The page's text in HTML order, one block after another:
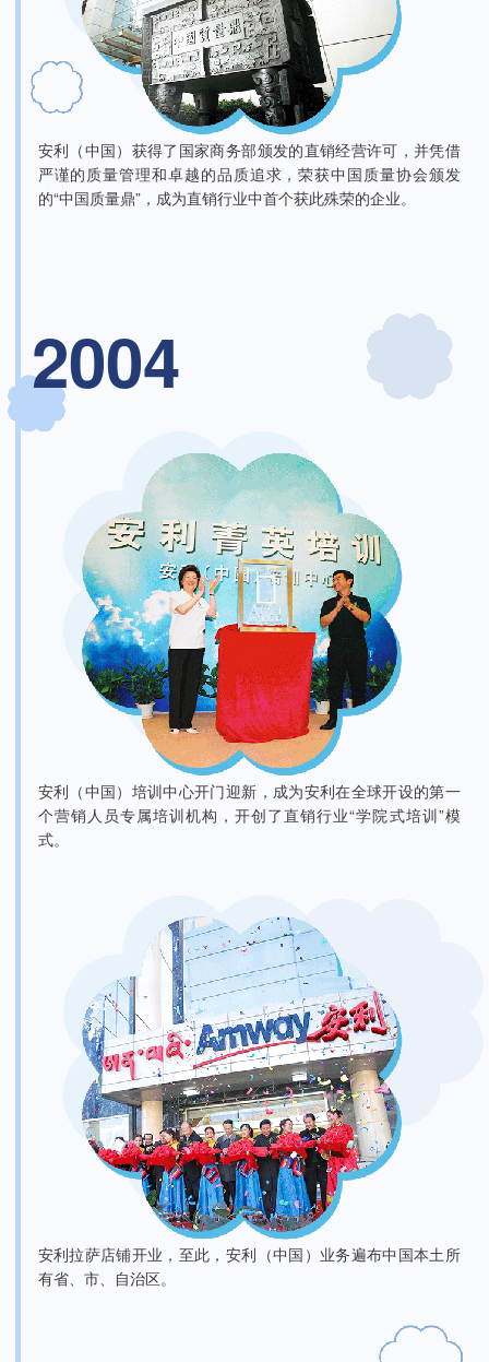
安利（中国）获得了国家商务部颁发的直销经营许可，并凭借
严谨的质量管理和卓越的品质追求，荣获中国质量协会颁发
的“中国质量鼎”，成为直销行业中首个获此殊荣的企业。
2004
安利（中国）培训中心开门迎新，成为安利在全球开设的第一
个营销人员专属培训机构，开创了直销行业“学院式培训”模
式。
安利拉萨店铺开业，至此，安利（中国）业务遍布中国本土所
有省、市、自治区。